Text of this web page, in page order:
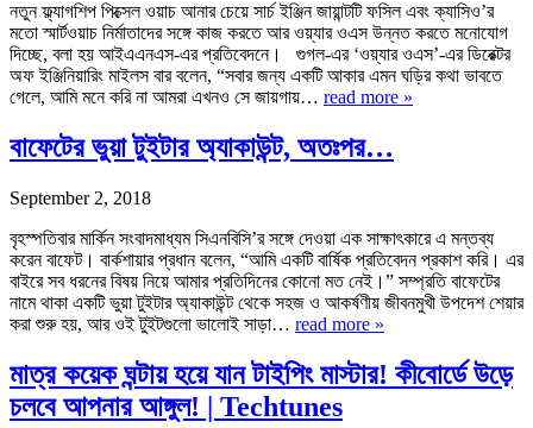
নতুন ফ্ল্যাগশিপ পিক্সেল ওয়াচ আনার চেয়ে সার্চ ইঞ্জিন জায়ান্টটি ফসিল এবং ক্যাসিও’র
মতো স্মার্টওয়াচ নির্মাতাদের সঙ্গে কাজ করতে আর ওয়্যার ওএস উন্নত করতে মনোযোগ
দিচ্ছে, বলা হয় আইএএনএস-এর প্রতিবেদনে। গুগল-এর ‘ওয়্যার ওএস’-এর ডিরেক্টর
অফ ইঞ্জিনিয়ারিং মাইলস বার বলেন, “সবার জন্য একটি আকার এমন ঘড়ির কথা ভাবতে
গেলে, আমি মনে করি না আমরা এখনও সে জায়গায়… read more »
বাফেটের ভুয়া টুইটার অ্যাকাউন্ট, অতঃপর…
September 2, 2018
বৃহস্পতিবার মার্কিন সংবাদমাধ্যম সিএনবিসি’র সঙ্গে দেওয়া এক সাক্ষাৎকারে এ মন্তব্য
করেন বাফেট। বার্কশায়ার প্রধান বলেন, “আমি একটি বার্ষিক প্রতিবেদন প্রকাশ করি। এর
বাইরে সব ধরনের বিষয় নিয়ে আমার প্রতিদিনের কোনো মত নেই।” সম্প্রতি বাফেটের
নামে থাকা একটি ভুয়া টুইটার অ্যাকাউন্ট থেকে সহজ ও আকর্ষণীয় জীবনমুখী উপদেশ শেয়ার
করা শুরু হয়, আর ওই টুইটগুলো ভালোই সাড়া… read more »
মাত্র কয়েক ঘন্টায় হয়ে যান টাইপিং মাস্টার! কীবোর্ডে উড়ে
চলবে আপনার আঙ্গুল! | Techtunes